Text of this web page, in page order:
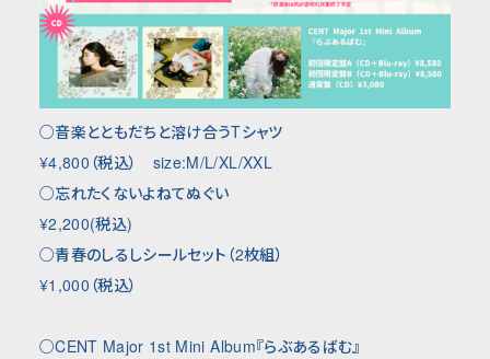
○音楽とともだちと溶け合うTシャツ
¥4,800（税込） size:M/L/XL/XXL
○忘れたくないよねてぬぐい
¥2,200(税込)
○青春のしるしシールセット（2枚組）
¥1,000（税込）
○CENT Major 1st Mini Album『らぶあるばむ』